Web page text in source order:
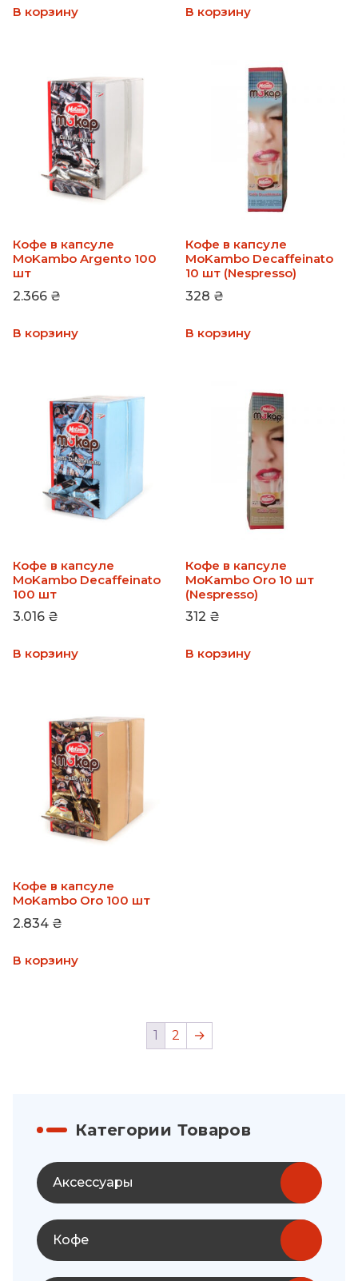
В корзину В корзину
Кофе в капсуле
MoKambo Argento 100
шт
2.366 ₴
В корзину
Кофе в капсуле
MoKambo Decaffeinato
10 шт (Nespresso)
328 ₴
В корзину
Кофе в капсуле
MoKambo Decaffeinato
100 шт
3.016 ₴
В корзину
Кофе в капсуле
MoKambo Oro 10 шт
(Nespresso)
312 ₴
В корзину
Кофе в капсуле
MoKambo Oro 100 шт
2.834 ₴
В корзину
1 2 →
Категории Товаров
Аксессуары
Кофе